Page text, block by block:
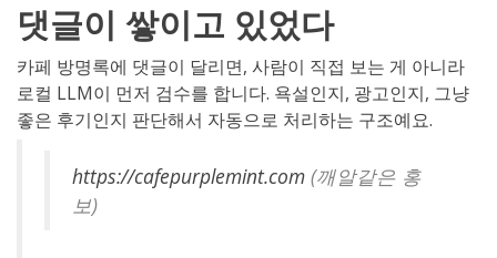
댓글이 쌓이고 있었다
카페 방명록에 댓글이 달리면, 사람이 직접 보는 게 아니라
로컬 LLM이 먼저 검수를 합니다. 욕설인지, 광고인지, 그냥
좋은 후기인지 판단해서 자동으로 처리하는 구조예요.
https://cafepurplemint.com (깨알같은 홍
보)